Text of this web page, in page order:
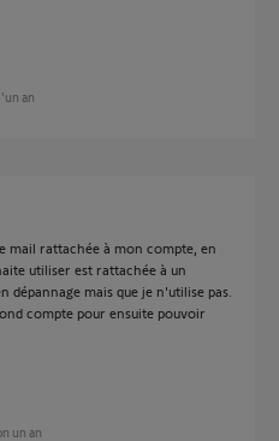
an
mail rattachée à mon compte, en
utiliser est rattachée à un
dépannage mais que je n'utilise pas.
compte pour ensuite pouvoir
un an